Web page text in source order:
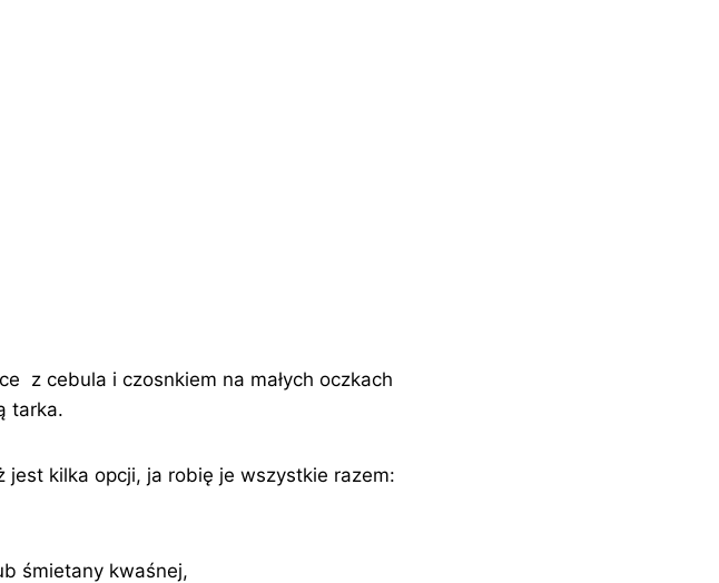
z cebula i czosnkiem na małych oczkach
tarka.
jest kilka opcji, ja robię je wszystkie razem:
śmietany kwaśnej,